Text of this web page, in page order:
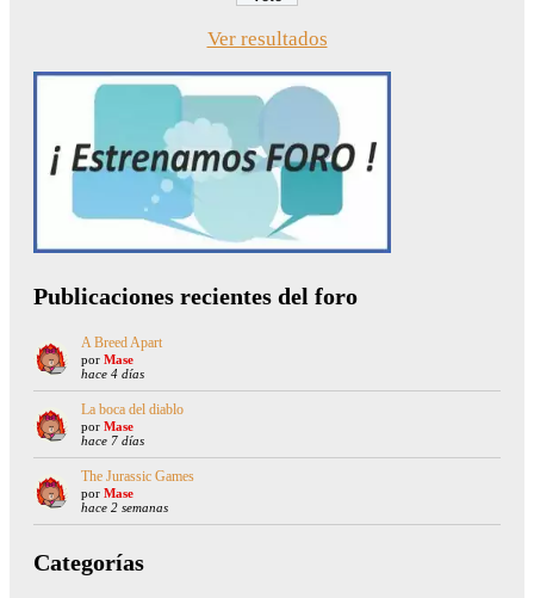
Ver resultados
Publicaciones recientes del foro
A Breed Apart
por Mase
hace 4 días
La boca del diablo
por Mase
hace 7 días
The Jurassic Games
por Mase
hace 2 semanas
Categorías